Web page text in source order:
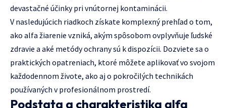
devastačné účinky pri vnútornej kontaminácii.
V nasledujúcich riadkoch získate komplexný prehľad o tom,
ako alfa žiarenie vzniká, akým spôsobom ovplyvňuje ľudské
zdravie a aké metódy ochrany sú k dispozícii. Dozviete sa o
praktických opatreniach, ktoré môžete aplikovať vo svojom
každodennom živote, ako aj o pokročilých technikách
používaných v profesionálnom prostredí.
Podstata a charakteristika alfa